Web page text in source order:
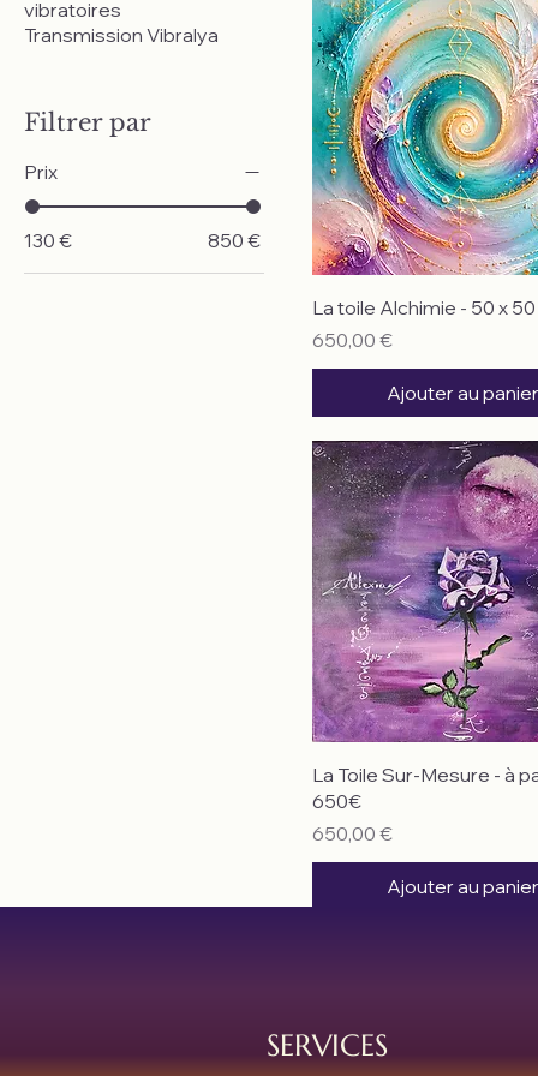
vibratoires
Transmission Vibralya
Filtrer par
Prix
130 € 850 €
La toile Alchimie - 50 x 50
Prix
650,00 €
Ajouter au panier
La Toile Sur-Mesure - à
650€
Prix
650,00 €
Ajouter au panier
SERVICES